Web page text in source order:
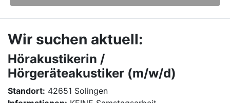
Wir suchen aktuell:
Hörakustikerin /
Hörgeräteakustiker (m/w/d)
Standort: 42651 Solingen